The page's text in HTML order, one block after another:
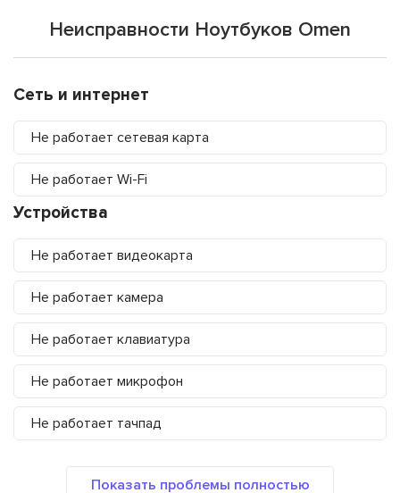
Неисправности Ноутбуков Omen
Сеть и интернет
Не работает сетевая карта
Не работает Wi-Fi
Устройства
Не работает видеокарта
Не работает камера
Не работает клавиатура
Не работает микрофон
Не работает тачпад